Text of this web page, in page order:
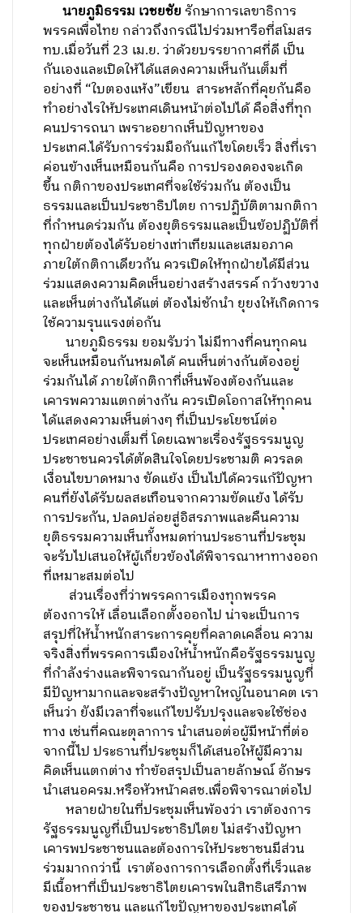
นายภูมิธรรม เวชยชัยรักษาการเลขาธิการ
พรรคเพื่อไทย กล่าวถึงกรณีไปร่วมหารือที่สโมสร
ทบ.เมื่อวันที่ 23 เม.ย. ว่าด้วยบรรยากาศที่ดี เป็น
กันเองและเปิดให้ได้แสดงความเห็นกันเต็มที่
อย่างที่ “ใบตองแห้ง”เขียน สาระหลักที่คุยกันคือ
ทำอย่างไรให้ประเทศเดินหน้าต่อไปได้ คือสิ่งที่ทุก
คนปรารถนา เพราะอยากเห็นปัญหาของ
ประเทศ.ได้รับการร่วมมือกันแก้ไขโดยเร็ว สิ่งที่เรา
ค่อนข้างเห็นเหมือนกันคือ การปรองดองจะเกิด
ขึ้น กติกาของประเทศที่จะใช้ร่วมกัน ต้องเป็น
ธรรมและเป็นประชาธิปไตย การปฏิบัติตามกติกา
ที่กำหนดร่วมกัน ต้องยุติธรรมและเป็นข้อปฏิบัติที่
ทุกฝ่ายต้องได้รับอย่างเท่าเทียมและเสมอภาค
ภายใต้กติกาเดียวกัน ควรเปิดให้ทุกฝ่ายได้มีส่วน
ร่วมแสดงความคิดเห็นอย่างสร้างสรรค์ กว้างขวาง
และเห็นต่างกันได้แต่ ต้องไม่ชักนำ ยุยงให้เกิดการ
ใช้ความรุนแรงต่อกัน
นายภูมิธรรม ยอมรับว่า ไม่มีทางที่คนทุกคน
จะเห็นเหมือนกันหมดได้ คนเห็นต่างกันต้องอยู่
ร่วมกันได้ ภายใต้กติกาที่เห็นพ้องต้องกันและ
เคารพความแตกต่างกัน ควรเปิดโอกาสให้ทุกคน
ได้แสดงความเห็นต่างๆ ที่เป็นประโยชน์ต่อ
ประเทศอย่างเต็มที่ โดยเฉพาะเรื่องรัฐธรรมนูญ
ประชาชนควรได้ตัดสินใจโดยประชามติ ควรลด
เงื่อนไขบาดหมาง ขัดแย้ง เป็นไปได้ควรแก้ปัญหา
คนที่ยังได้รับผลสะเทือนจากความขัดแย้ง ได้รับ
การประกัน, ปลดปล่อยสู่อิสรภาพและคืนความ
ยุติธรรมความเห็นทั้งหมดท่านประธานที่ประชุม
จะรับไปเสนอให้ผู้เกี่ยวข้องได้พิจารณาหาทางออก
ที่เหมาะสมต่อไป
ส่วนเรื่องที่ว่าพรรคการเมืองทุกพรรค
ต้องการให้ เลื่อนเลือกตั้งออกไป น่าจะเป็นการ
สรุปที่ให้น้ำหนักสาระการคุยที่คลาดเคลื่อน ความ
จริงสิ่งที่พรรคการเมืองให้น้ำหนักคือรัฐธรรมนูญ
ที่กำลังร่างและพิจารณากันอยู่ เป็นรัฐธรรมนูญที่
มีปัญหามากและจะสร้างปัญหาใหญ่ในอนาคต เรา
เห็นว่า ยังมีเวลาที่จะแก้ไขปรับปรุงและจะใช้ช่อง
ทาง เช่นที่คณะตุลาการ นำเสนอต่อผู้มีหน้าที่ต่อ
จากนี้ไป ประธานที่ประชุมก็ได้เสนอให้ผู้มีความ
คิดเห็นแตกต่าง ทำข้อสรุปเป็นลายลักษณ์ อักษร
นำเสนอครม.หรือหัวหน้าคสช.เพื่อพิจารณาต่อไป
หลายฝ่ายในที่ประชุมเห็นพ้องว่า เราต้องการ
รัฐธรรมนูญที่เป็นประชาธิปไตย ไม่สร้างปัญหา
เคารพประชาชนและต้องการให้ประชาชนมีส่วน
ร่วมมากกว่านี้ เราต้องการการเลือกตั้งที่เร็วและ
มีเนื้อหาที่เป็นประชาธิไตยเคารพในสิทธิเสรีภาพ
ของประชาชน และแก้ไขปัญหาของประเทศได้